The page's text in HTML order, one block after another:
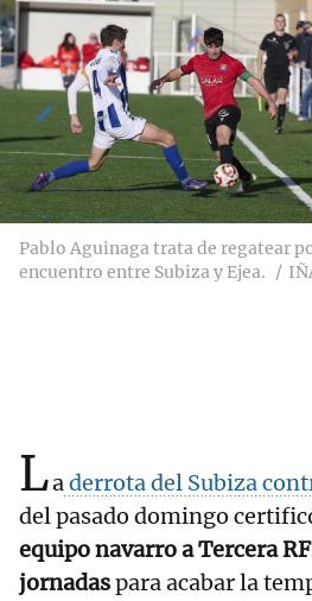
Pablo Aguinaga trata de regatear
encuentro entre Subiza y Ejea.
Laderrota del Subiza
del pasado domingo
equipo navarro a Tercera
jornadaspara acabar la